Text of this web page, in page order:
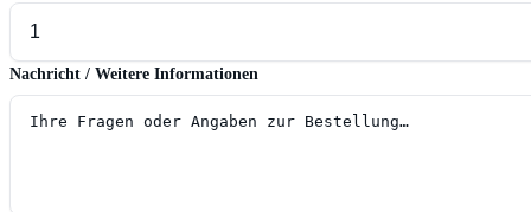
Nachricht / Weitere Informationen